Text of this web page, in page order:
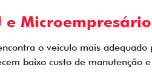
e Microempresário
o veículo mais
baixo custo de manutenção